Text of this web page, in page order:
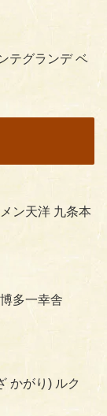
テグランデ ベ
ン天洋 九条本
多一幸舎
かがり) ルク